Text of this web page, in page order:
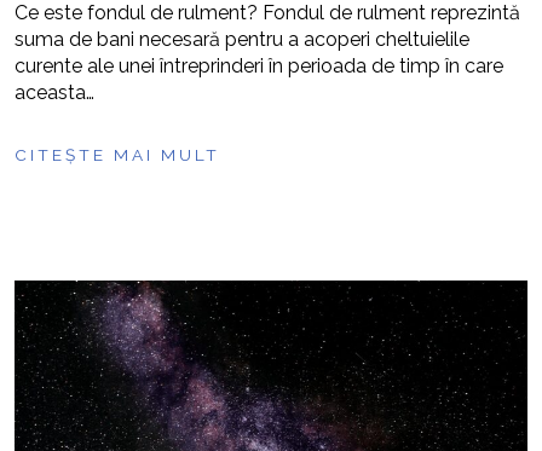
Ce este fondul de rulment? Fondul de rulment reprezintă
suma de bani necesară pentru a acoperi cheltuielile
curente ale unei întreprinderi în perioada de timp în care
aceasta…
CITEȘTE MAI MULT